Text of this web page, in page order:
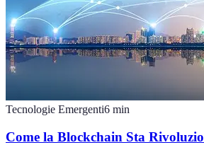
Tecnologie Emergenti6 min
Come la Blockchain Sta